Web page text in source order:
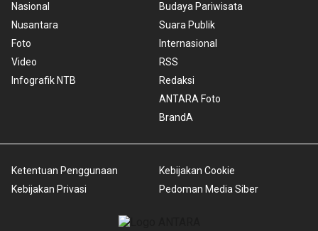
Nasional
Nusantara
Foto
Video
Infografik NTB
Budaya Pariwisata
Suara Publik
Internasional
RSS
Redaksi
ANTARA Foto
BrandA
Ketentuan Penggunaan
Kebijakan Privasi
Kebijakan Cookie
Pedoman Media Siber